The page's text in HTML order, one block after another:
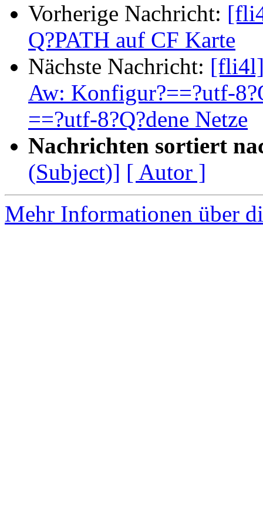
Vorherige Nachricht:
Q?PATH auf CF Karte
Nächste Nachricht: [fli4l]
Aw: Konfigur?==?utf-
==?utf-8?Q?dene Netze
Nachrichten sortiert
(Subject)] [ Autor ]
Mehr Informationen über